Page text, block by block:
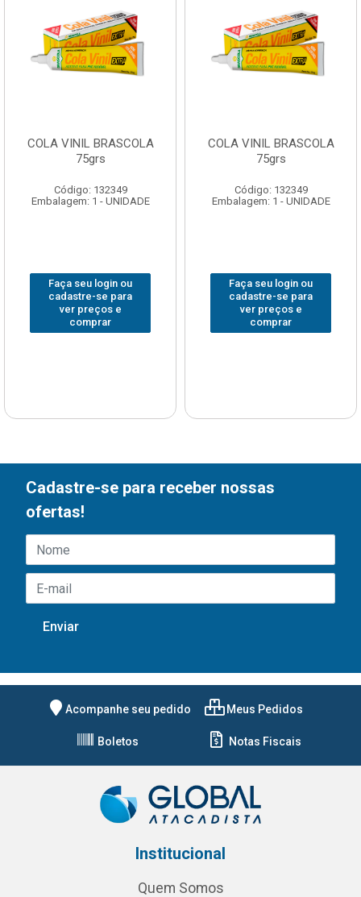
COLA VINIL BRASCOLA
75grs
Código: 132349
Embalagem: 1 - UNIDADE
Faça seu login ou
cadastre-se para
ver preços e
comprar
COLA VINIL BRASCOLA
75grs
Código: 132349
Embalagem: 1 - UNIDADE
Faça seu login ou
cadastre-se para
ver preços e
comprar
Cadastre-se para receber nossas
ofertas!
Acompanhe seu pedido Meus Pedidos
Boletos Notas Fiscais
Institucional
Quem Somos